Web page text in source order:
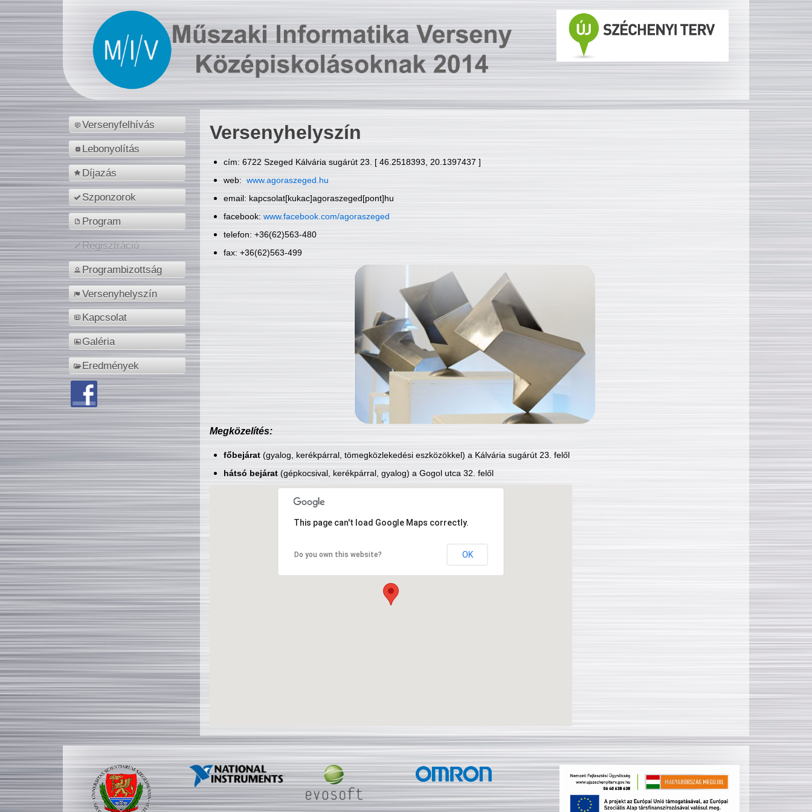
Versenyfelhívás
Lebonyolítás
Díjazás
Szponzorok
Program
Regisztráció
Programbizottság
Versenyhelyszín
Kapcsolat
Galéria
Eredmények
Versenyhelyszín
cím: 6722 Szeged Kálvária sugárút 23. [ 46.2518393, 20.1397437 ]
web: www.agoraszeged.hu
email: kapcsolat[kukac]agoraszeged[pont]hu
facebook: www.facebook.com/agoraszeged
telefon: +36(62)563-480
fax: +36(62)563-499
Megközelítés:
főbejárat(gyalog, kerékpárral, tömegközlekedési eszközökkel) a Kálvária sugárút 23. felől
hátsó bejárat(gépkocsival, kerékpárral, gyalog) a Gogol utca 32. felől
This page can't load Google Maps correctly.
Do you own this website? OK